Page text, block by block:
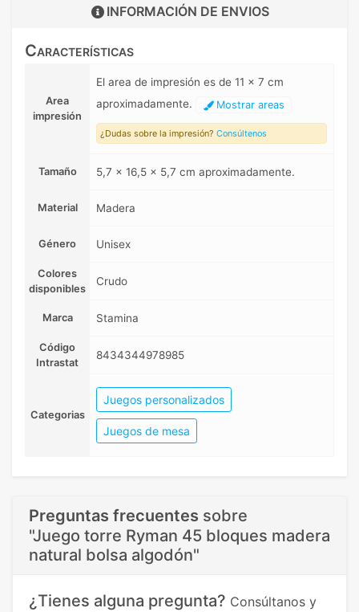
INFORMACIÓN DE ENVIOS
Características
Area
impresión
El area de impresión es de 11 x 7 cm
aproximadamente.
Mostrar areas
¿Dudas sobre la impresión? Consúltenos
Tamaño 5,7 x 16,5 x 5,7 cm aproximadamente.
Material Madera
Género Unisex
Colores
disponibles
Crudo
Marca Stamina
Código
Intrastat
8434344978985
Categorias
Juegos personalizados
Juegos de mesa
Preguntas frecuentes sobre
"Juego torre Ryman 45 bloques madera
natural bolsa algodón"
¿Tienes alguna pregunta? Consúltanos y